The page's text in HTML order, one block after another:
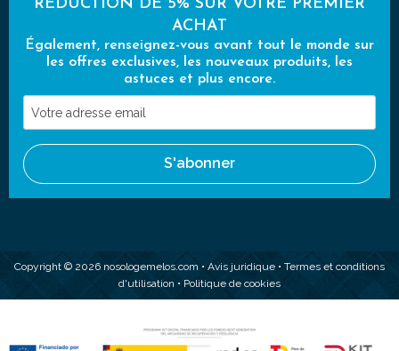
RÉDUCTION DE 5% SUR VOTRE PREMIER
ACHAT
Également, renseignez-vous avant tout le monde sur
les offres exclusives, les nouveaux produits, les
astuces et plus encore.
Votre
adresse
email
S'abonner
Copyright © 2026 nosologemelos.com • Avis juridique • Termes et conditions
d'utilisation • Politique de cookies